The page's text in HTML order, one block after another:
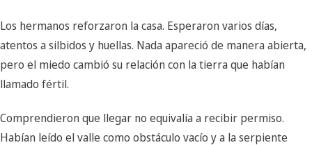
Los hermanos reforzaron la casa. Esperaron varios días,
atentos a silbidos y huellas. Nada apareció de manera abierta,
pero el miedo cambió su relación con la tierra que habían
llamado fértil.
Comprendieron que llegar no equivalía a recibir permiso.
Habían leído el valle como obstáculo vacío y a la serpiente